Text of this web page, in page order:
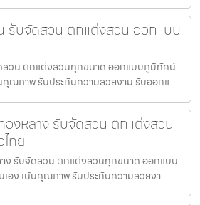
รับจัดสวน ตกแต่งสวน ออกแบบ
วน ตกแต่งสวนทุกขนาด ออกแบบภูมิทัศน์
คุณภาพ รับประกันความสวยงาม รับออกแ
งหลาง รับจัดสวน ตกแต่งสวน
ทย
ง รับจัดสวน ตกแต่งสวนทุกขนาด ออกแบบ
อง เน้นคุณภาพ รับประกันความสวยงา